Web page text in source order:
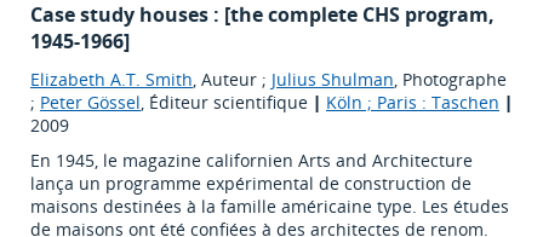
Case study houses : [the complete CHS program,
1945-1966]
Elizabeth A.T. Smith, Auteur ; Julius Shulman, Photographe
; Peter Gössel, Éditeur scientifique | Köln ; Paris : Taschen |
2009
En 1945, le magazine californien Arts and Architecture
lança un programme expérimental de construction de
maisons destinées à la famille américaine type. Les études
de maisons ont été confiées à des architectes de renom.